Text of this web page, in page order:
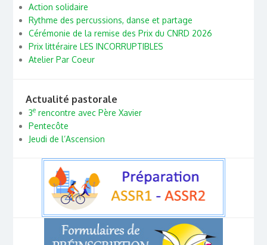
Action solidaire
Rythme des percussions, danse et partage
Cérémonie de la remise des Prix du CNRD 2026
Prix littéraire LES INCORRUPTIBLES
Atelier Par Coeur
Actualité pastorale
3erencontre avec Père Xavier
Pentecôte
Jeudi de l’Ascension